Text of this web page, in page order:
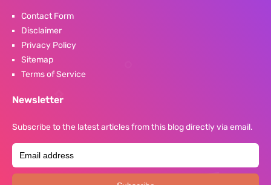
Contact Form
Disclaimer
Privacy Policy
Sitemap
Terms of Service
Newsletter
Subscribe to the latest articles from this blog directly via email.